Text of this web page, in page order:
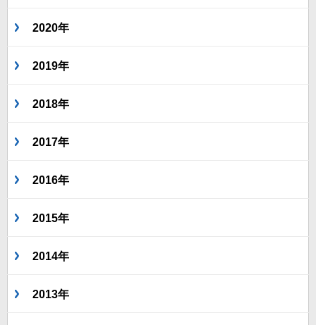
2020年
2019年
2018年
2017年
2016年
2015年
2014年
2013年